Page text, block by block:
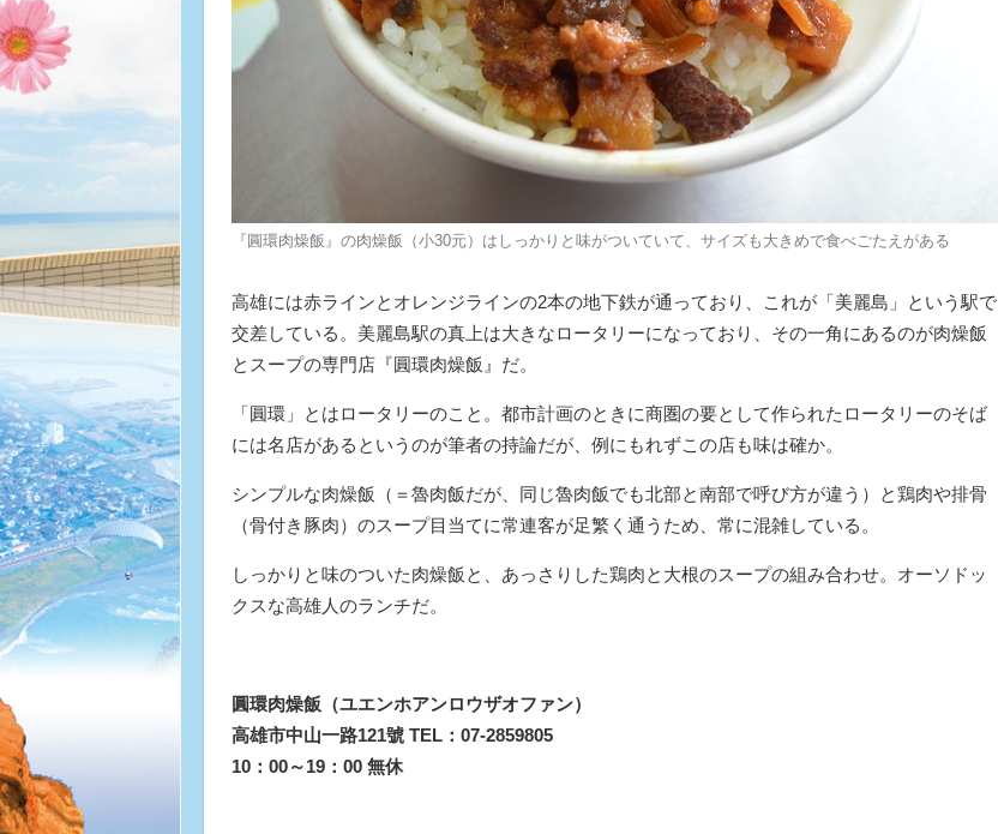
『圓環肉燥飯』の肉燥飯（小30元）はしっかりと味がついていて、サイズも大きめで食べごたえがある
高雄には赤ラインとオレンジラインの2本の地下鉄が通っており、これが「美麗島」という駅で
交差している。美麗島駅の真上は大きなロータリーになっており、その一角にあるのが肉燥飯
とスープの専門店『圓環肉燥飯』だ。
「圓環」とはロータリーのこと。都市計画のときに商圏の要として作られたロータリーのそば
には名店があるというのが筆者の持論だが、例にもれずこの店も味は確か。
シンプルな肉燥飯（＝魯肉飯だが、同じ魯肉飯でも北部と南部で呼び方が違う）と鶏肉や排骨
（骨付き豚肉）のスープ目当てに常連客が足繁く通うため、常に混雑している。
しっかりと味のついた肉燥飯と、あっさりした鶏肉と大根のスープの組み合わせ。オーソドッ
クスな高雄人のランチだ。
圓環肉燥飯（ユエンホアンロウザオファン）
高雄市中山一路121號 TEL：07-2859805
10：00～19：00 無休